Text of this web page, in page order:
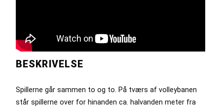
BESKRIVELSE
Spillerne går sammen to og to. På tværs af volleybanen
står spillerne over for hinanden ca. halvanden meter fra